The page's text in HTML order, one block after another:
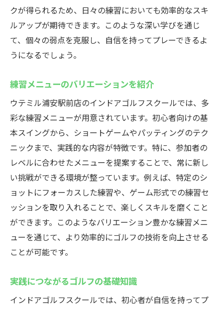
クが得られるため、日々の練習においても効率的なスキ
ルアップが期待できます。このような深い学びを通じ
て、個々の弱点を克服し、自信を持ってプレーできるよ
うになるでしょう。
練習メニューのバリエーションを紹介
ウテミル浦安駅前店のインドアゴルフスクールでは、多
彩な練習メニューが用意されています。初心者向けの基
本スイングから、ショートゲームやパッティングのテク
ニックまで、実践的な内容が特徴です。特に、参加者の
レベルに合わせたメニューを提案することで、常に新し
い挑戦ができる環境が整っています。例えば、特定のシ
ョットにフォーカスした練習や、ゲーム形式での練習セ
ッションを取り入れることで、楽しくスキルを磨くこと
ができます。このようなバリエーション豊かな練習メニ
ューを通じて、より効率的にゴルフの技術を向上させる
ことが可能です。
実践につながるゴルフの基礎知識
インドアゴルフスクールでは、初心者が自信を持ってプ